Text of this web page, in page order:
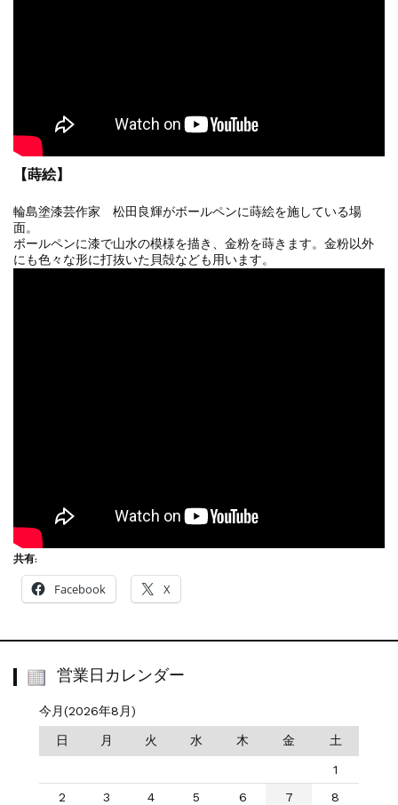
【蒔絵】
輪島塗漆芸作家 松田良輝がボールペンに蒔絵を施している場
面。
ボールペンに漆で山水の模様を描き、金粉を蒔きます。金粉以外
にも色々な形に打抜いた貝殻なども用います。
共有:
Facebook X
営業日カレンダー
今月(2026年8月)
日 月 火 水 木 金 土
1
2
3 4 5 6 7
8